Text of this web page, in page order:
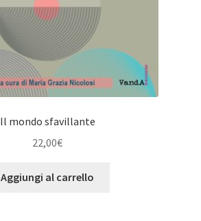
Il mondo sfavillante
22,00€
Aggiungi al carrello